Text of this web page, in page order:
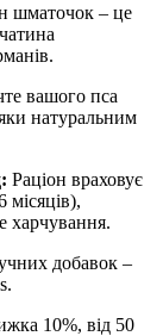
шматочок – це
вашого пса
натуральним
Раціон враховує
місяців),
харчування.
добавок –
10%, від 50